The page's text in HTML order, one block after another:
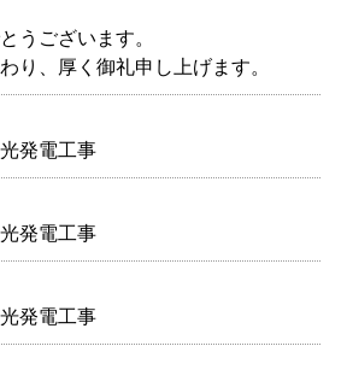
うございます。
り、厚く御礼申し上げます。
発電工事
発電工事
発電工事